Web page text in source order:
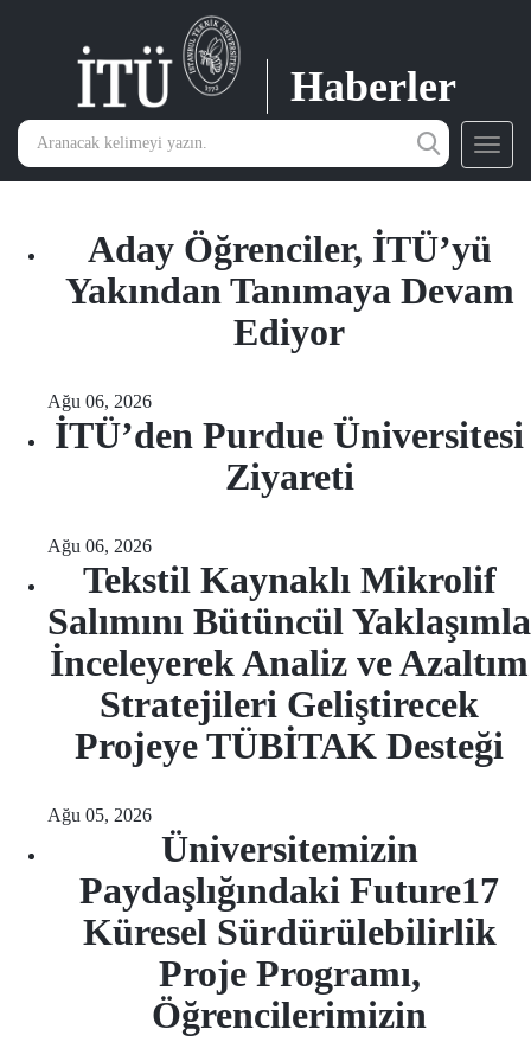
Haberler
Aday Öğrenciler, İTÜ’yü
Yakından Tanımaya Devam
Ediyor
Ağu 06, 2026
İTÜ’den Purdue Üniversitesi
Ziyareti
Ağu 06, 2026
Tekstil Kaynaklı Mikrolif
Salımını Bütüncül Yaklaşımla
İnceleyerek Analiz ve Azaltım
Stratejileri Geliştirecek
Projeye TÜBİTAK Desteği
Ağu 05, 2026
Üniversitemizin
Paydaşlığındaki Future17
Küresel Sürdürülebilirlik
Proje Programı,
Öğrencilerimizin